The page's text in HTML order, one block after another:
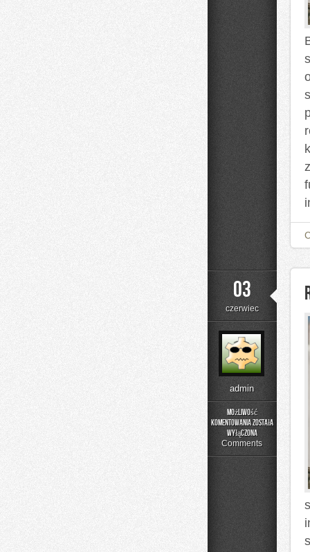
03
czerwiec
admin
Możliwość
komentowania
Rehabilitacja
Fizjoterapia
została
wyłączona
Comments